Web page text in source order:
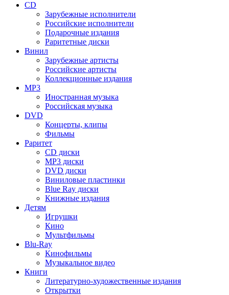
CD
Зарубежные исполнители
Российские исполнители
Подарочные издания
Раритетные диски
Винил
Зарубежные артисты
Российские артисты
Коллекционные издания
MP3
Иностранная музыка
Российская музыка
DVD
Концерты, клипы
Фильмы
Раритет
CD диски
MP3 диски
DVD диски
Виниловые пластинки
Blue Ray диски
Книжные издания
Детям
Игрушки
Кино
Мультфильмы
Blu-Ray
Кинофильмы
Музыкальное видео
Книги
Литературно-художественные издания
Открытки